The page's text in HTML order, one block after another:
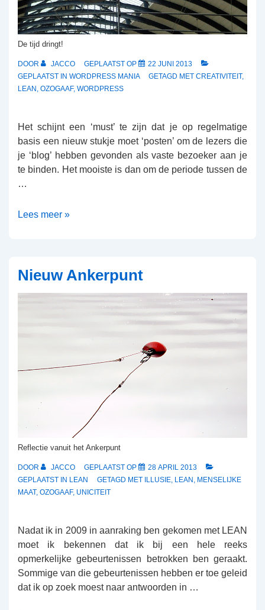
De tijd dringt!
DOOR JACCO GEPLAATST OP
22 JUNI 2013
GEPLAATST IN WORDPRESS MANIA GETAGD MET CREATIVITEIT,
LEAN , OZOGAAF, WORDPRESS
Het schijnt een ‘must’ te zijn dat je op regelmatige
basis een nieuw stukje moet ‘posten’ om de lezers die
je ‘blog’ hebben gevonden als vaste bezoeker aan je
te binden. Het mooiste is dan om de periode tussen de
…
Op
Lees meer »
Nieuw Ankerpunt
Reflectie vanuit het Ankerpunt
DOOR JACCO GEPLAATST OP
28 APRIL 2013
GEPLAATST IN LEAN GETAGD MET ILLUSIE, LEAN, MENSELIJKE
MAAT, OZOGAAF, UNICITEIT
Nadat ik in 2009 in aanraking ben gekomen met LEAN
moet ik bekennen dat ik bij een hele reeks
opmerkelijke gebeurtenissen betrokken ben geraakt.
Sommige van die gebeurtenissen hebben er toe geleid
dat ik op zoek moest naar antwoorden in …